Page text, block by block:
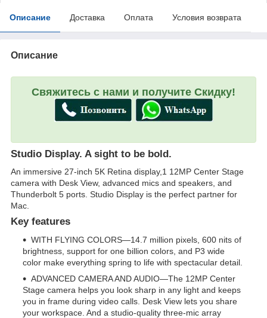
Описание Доставка Оплата Условия возврата
Описание
Свяжитесь с нами и получите Скидку!
Studio Display. A sight to be bold.
An immersive 27-inch 5K Retina display,1 12MP Center Stage
camera with Desk View, advanced mics and speakers, and
Thunderbolt 5 ports. Studio Display is the perfect partner for
Mac.
Key features
WITH FLYING COLORS—14.7 million pixels, 600 nits of
brightness, support for one billion colors, and P3 wide
color make everything spring to life with spectacular detail.
ADVANCED CAMERA AND AUDIO—The 12MP Center
Stage camera helps you look sharp in any light and keeps
you in frame during video calls. Desk View lets you share
your workspace. And a studio-quality three-mic array